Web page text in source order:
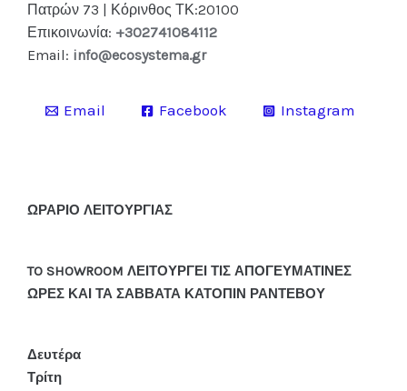
Πατρών 73 | Κόρινθος ΤΚ:20100
Επικοινωνία: +302741084112
Email: info@ecosystema.gr
Email Facebook Instagram
ΩΡΑΡΙΟ ΛΕΙΤΟΥΡΓΙΑΣ
TO SHOWROOM ΛΕΙΤΟΥΡΓΕΙ ΤΙΣ ΑΠΟΓΕΥΜΑΤΙΝΕΣ
ΩΡΕΣ ΚΑΙ ΤΑ ΣΑΒΒΑΤΑ ΚΑΤΟΠΙΝ ΡΑΝΤΕΒΟΥ
Δευτέρα
Τρίτη